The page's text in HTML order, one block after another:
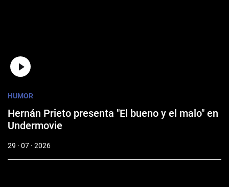
HUMOR
Hernán Prieto presenta "El bueno y el malo" en
Undermovie
29 · 07 · 2026